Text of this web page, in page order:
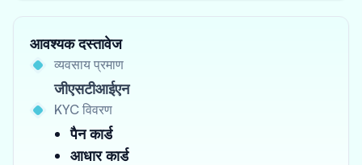
आवश्यक दस्तावेज
व्यवसाय प्रमाण
जीएसटीआईएन
KYC विवरण
पैन कार्ड
आधार कार्ड